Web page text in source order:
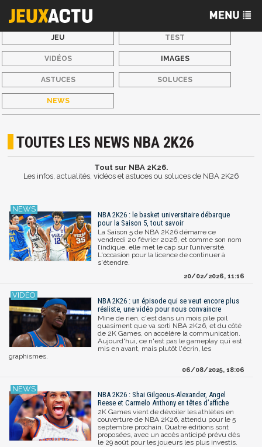
JEU TEST
VIDÉOS IMAGES
ASTUCES SOLUCES
NEWS
TOUTES LES NEWS NBA 2K26
Tout sur NBA 2K26.
Les infos, actualités, vidéos et astuces ou soluces de NBA 2K26
NBA 2K26 : le basket universitaire débarque
pour la Saison 5, tout savoir
La Saison 5 de NBA 2K26 démarre ce
vendredi 20 février 2026, et comme son nom
l’indique, elle met le cap sur l’université.
L'occasion pour la licence de continuer à
s'étendre.
20/02/2026, 11:16
NBA 2K26 : un épisode qui se veut encore plus
réaliste, une vidéo pour nous convaincre
Mine de rien, c'est dans un mois pile poil
quasiment que va sorti NBA 2K26, et du côté
de 2K Games, on accélère la communication.
Aujourd'hui, ce n'est pas le gameplay qui est
mis en avant, mais plutôt l'écrin, les
graphismes.
06/08/2025, 18:06
NBA 2K26 : Shai Gilgeous-Alexander, Angel
Reese et Carmelo Anthony en têtes d’affiche
2K Games vient de dévoiler les athlètes en
couverture de NBA 2K26, attendu pour le 5
septembre prochain. Quatre éditions sont
proposées, avec un accès anticipé prévu dès
le 29 août pour les joueurs les plus investis.